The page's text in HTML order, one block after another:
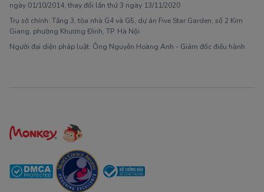
ngày 01/10/2014, thay đổi lần thứ 3 ngày 13/11/2020
Trụ sở chính: Tầng 3, tòa nhà G4 và G5, dự án Five Star Garden, số 2 Kim
Giang, phường Khương Đình, TP. Hà Nội
Người đại diện pháp luật: Ông Nguyễn Hoàng Anh - Giám đốc điều hành